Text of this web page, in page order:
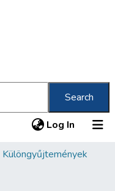
Search
Log In (current)
Különgyűjtemények